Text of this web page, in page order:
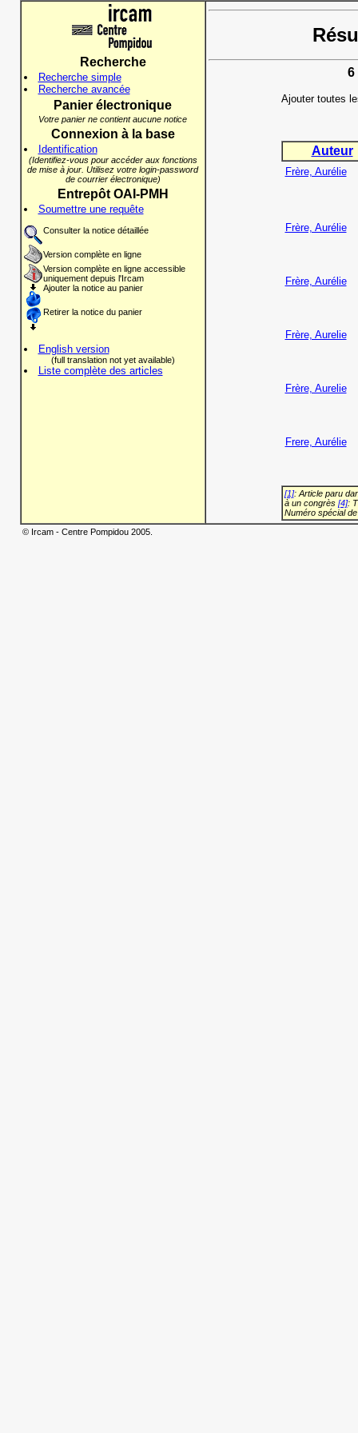
Recherche
Recherche simple
Recherche avancée
Panier électronique
Votre panier ne contient aucune notice
Connexion à la base
Identification
(Identifiez-vous pour accéder aux fonctions
de mise à jour. Utilisez votre login-password
de courrier électronique)
Entrepôt OAI-PMH
Soumettre une requête
Consulter la notice détaillée
Version complète en ligne
Version complète en ligne accessible
uniquement depuis l'Ircam
Ajouter la notice au panier
Retirer la notice du panier
English version
(full translation not yet available)
Liste complète des articles
6
Ajouter toutes
Auteur
Frère, Aurélie
Frère, Aurélie
Frère, Aurélie
Frère, Aurelie
Frère, Aurelie
Frere, Aurélie
[1]: Article paru
à un congrès [4]:
Numéro spécial
© Ircam - Centre Pompidou 2005.